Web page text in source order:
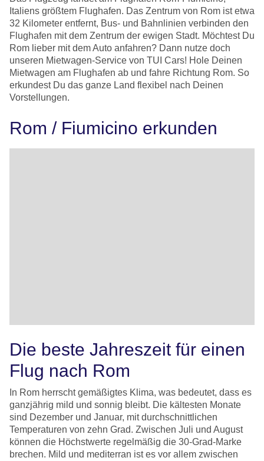
Italiens größtem Flughafen. Das Zentrum von Rom ist etwa
32 Kilometer entfernt, Bus- und Bahnlinien verbinden den
Flughafen mit dem Zentrum der ewigen Stadt. Möchtest Du
Rom lieber mit dem Auto anfahren? Dann nutze doch
unseren Mietwagen-Service von TUI Cars! Hole Deinen
Mietwagen am Flughafen ab und fahre Richtung Rom. So
erkundest Du das ganze Land flexibel nach Deinen
Vorstellungen.
Rom / Fiumicino erkunden
Die beste Jahreszeit für einen
Flug nach Rom
In Rom herrscht gemäßigtes Klima, was bedeutet, dass es
ganzjährig mild und sonnig bleibt. Die kältesten Monate
sind Dezember und Januar, mit durchschnittlichen
Temperaturen von zehn Grad. Zwischen Juli und August
können die Höchstwerte regelmäßig die 30-Grad-Marke
brechen. Mild und mediterran ist es vor allem zwischen